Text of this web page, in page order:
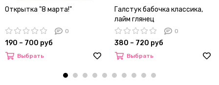
Открытка "8 марта!"
0
190 – 700 руб
Выбрать
Галстук бабочка классика,
лайм глянец
0
380 – 720 руб
Выбрать